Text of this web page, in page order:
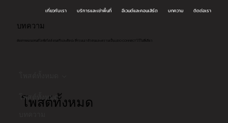
เกี่ยวกับเรา บริการและเช่าพื้นที่ อีเวนต์และคอนเสิร์ต บทความ ติดต่อเรา
บทความ
คัดสรรคอนเทนต์ไลฟ์สไตล์ ดนตรี และศิลปะ ที่รวมเอาตัวตนและความเป็น LIDO CONNECT ไว้ในที่เดียว
โพสต์ทั้งหมด
โพสต์ทั้งหมด